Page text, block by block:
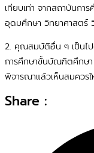
เทียบเท่า จากสถาบันกา
อุดมศึกษา วิทยาศาสตร์
2. คุณสมบัติอื่น ๆ เป็นไป
การศึกษาขั้นบัณฑิตศึกษ
พิจารณาแล้วเห็นสมควร
Share :